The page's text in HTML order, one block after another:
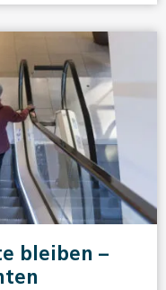
bleiben –